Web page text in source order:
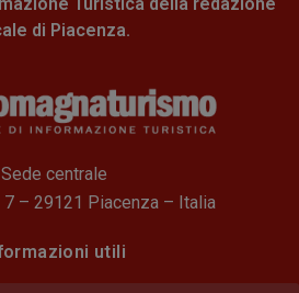
Turistica della redazione
di Piacenza.
Sede centrale
7 – 29121 Piacenza – Italia
utili